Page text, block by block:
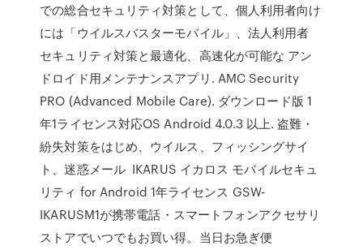
での総合セキュリティ対策として、個人利用者向け
には「ウイルスバスターモバイル」、法人利用者
セキュリティ対策と最適化、高速化が可能な アン
ドロイド用メンテナンスアプリ. AMC Security
PRO (Advanced Mobile Care). ダウンロード版 1
年1ライセンス対応OS Android 4.0.3 以上. 盗難・
紛失対策をはじめ、ウイルス、フィッシングサイ
ト、迷惑メール IKARUS イカロス モバイルセキュ
リティ for Android 1年ライセンス GSW-
IKARUSM1が携帯電話・スマートフォンアクセサリ
ストアでいつでもお買い得。当日お急ぎ便